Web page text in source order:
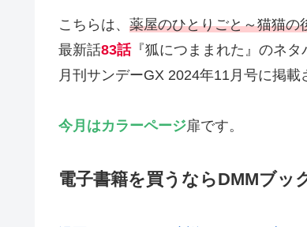
こちらは、 薬屋のひとりごと～猫猫の
最新話83話『狐につままれた』のネタ
月刊サンデーGX 2024年11月号に掲載
今月はカラーページ扉です。
電子書籍を買うならDMMブッ